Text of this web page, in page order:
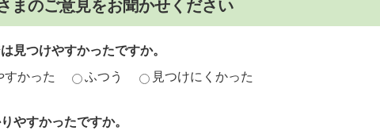
まのご意見をお聞かせください
見つけやすかったですか。
すかった
ふつう 見つけにくかった
やすかったですか。